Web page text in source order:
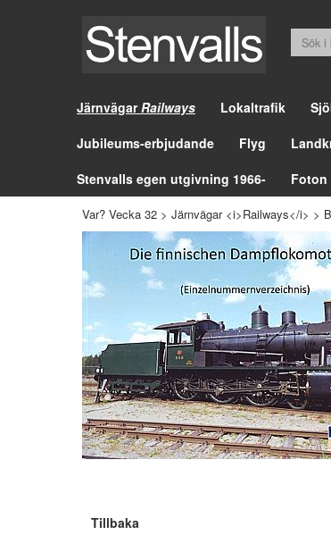
JärnvägarRailways Lokaltrafik
Jubileums-erbjudande
Flyg
Stenvalls egen utgivning 1966-
Var? Vecka 32 > Järnvägar <i>Railways</i> >
Tillbaka